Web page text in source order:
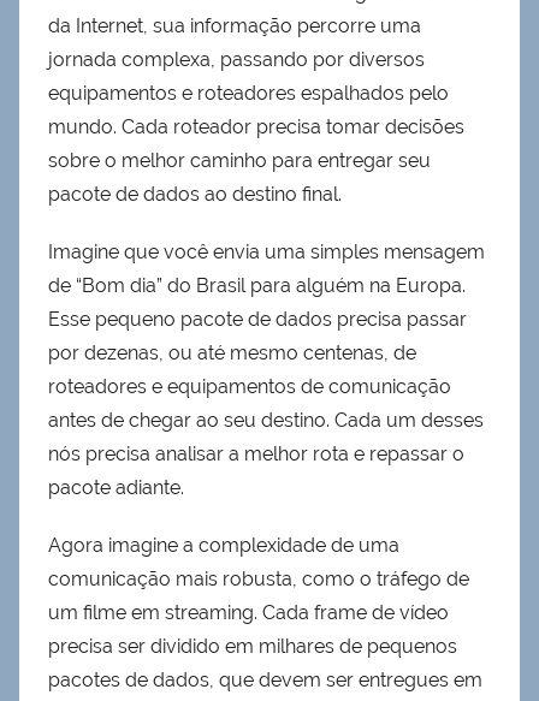
da Internet, sua informação percorre uma
jornada complexa, passando por diversos
equipamentos e roteadores espalhados pelo
mundo. Cada roteador precisa tomar decisões
sobre o melhor caminho para entregar seu
pacote de dados ao destino final.
Imagine que você envia uma simples mensagem
de “Bom dia” do Brasil para alguém na Europa.
Esse pequeno pacote de dados precisa passar
por dezenas, ou até mesmo centenas, de
roteadores e equipamentos de comunicação
antes de chegar ao seu destino. Cada um desses
nós precisa analisar a melhor rota e repassar o
pacote adiante.
Agora imagine a complexidade de uma
comunicação mais robusta, como o tráfego de
um filme em streaming. Cada frame de vídeo
precisa ser dividido em milhares de pequenos
pacotes de dados, que devem ser entregues em